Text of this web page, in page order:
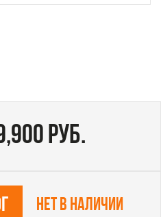
руб.
Нет в наличии